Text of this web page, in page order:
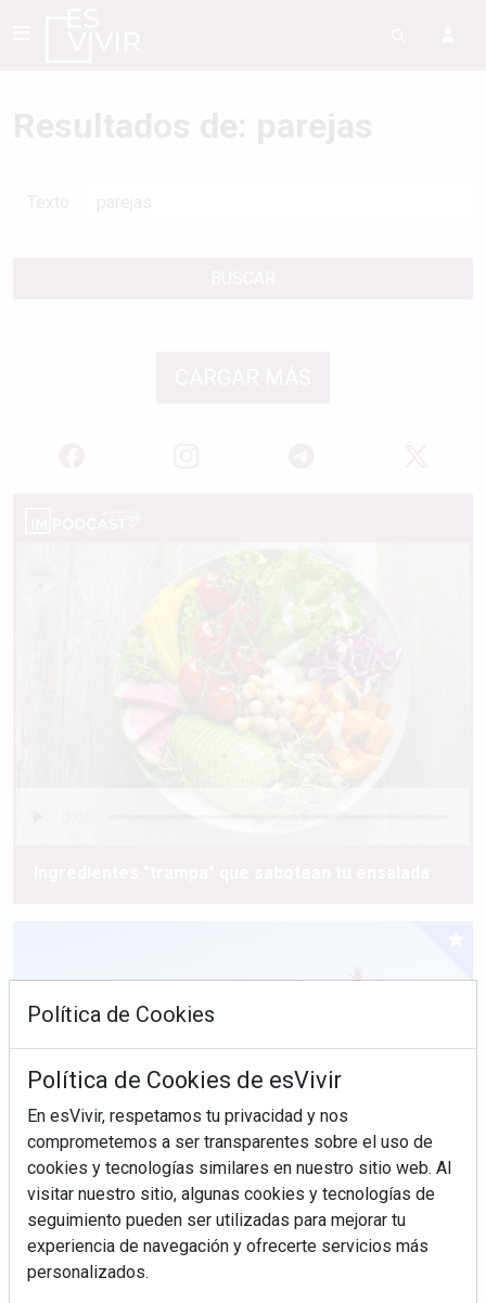
¿Sabes en qué consiste el síndrome metabólico?
Política de Cookies
Política de Cookies de esVivir
En esVivir, respetamos tu privacidad y nos
comprometemos a ser transparentes sobre el uso de
cookies y tecnologías similares en nuestro sitio web. Al
visitar nuestro sitio, algunas cookies y tecnologías de
seguimiento pueden ser utilizadas para mejorar tu
experiencia de navegación y ofrecerte servicios más
personalizados.